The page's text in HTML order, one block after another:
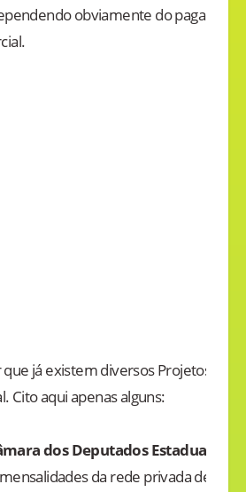
obviamente do
já existem diversos Projetos de
Cito aqui apenas alguns:
dos Deputados Estaduais –
da rede privada de